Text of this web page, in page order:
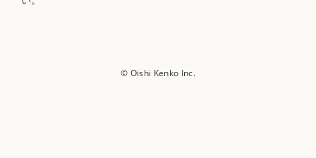
© Oishi Kenko Inc.